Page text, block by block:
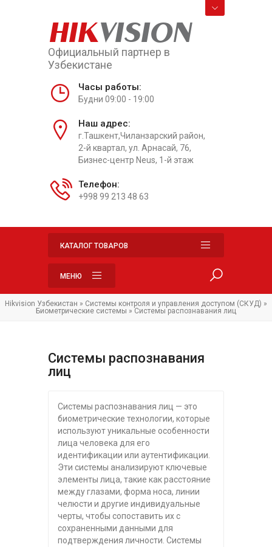
HIKVISION
Официальный партнер в
Узбекистане
Часы работы:
Будни 09:00 - 19:00
Наш адрес:
г.Ташкент,Чиланзарский район,
2-й квартал, ул. Арнасай, 76,
Бизнес-центр Neus, 1-й этаж
Телефон:
+998 99 213 48 63
КАТАЛОГ ТОВАРОВ
МЕНЮ
Hikvision Узбекистан » Системы контроля и управления доступом (СКУД) »
Биометрические системы » Системы распознавания лиц
Системы распознавания
лиц
Системы распознавания лиц — это
биометрические технологии, которые
используют уникальные особенности
лица человека для его
идентификации или аутентификации.
Эти системы анализируют ключевые
элементы лица, такие как расстояние
между глазами, форма носа, линии
челюсти и другие индивидуальные
черты, чтобы сопоставить их с
сохраненными данными для
подтверждения личности. Системы